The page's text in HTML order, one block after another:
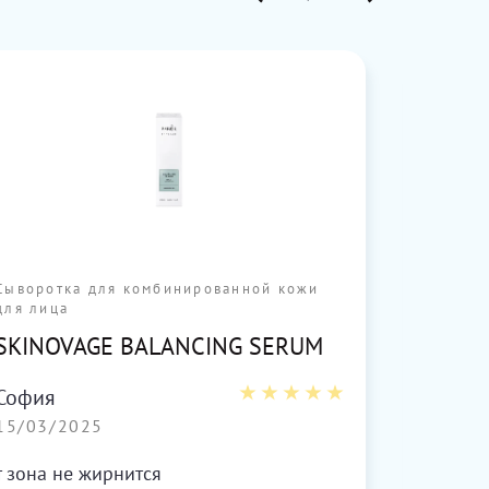
для комбинированной кожи
лица
BALANCING SERUM
03/2025
зона не жирнится